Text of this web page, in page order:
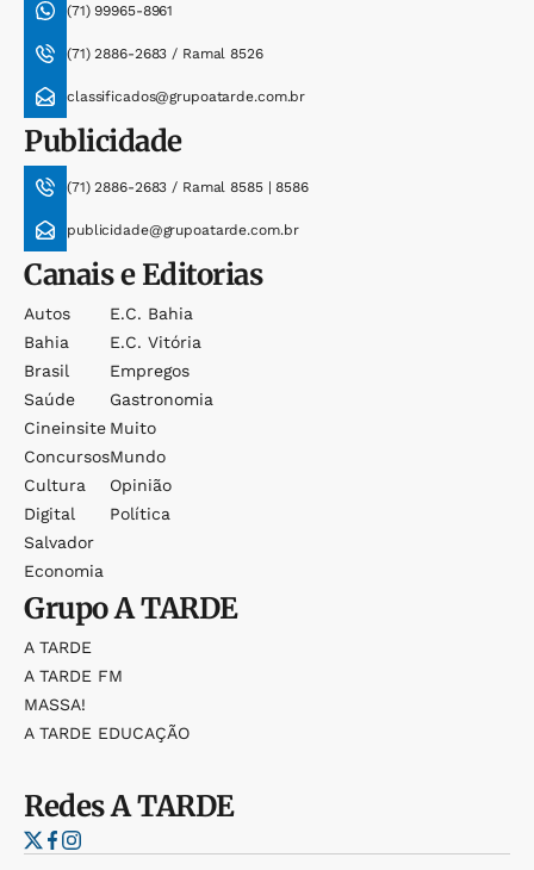
(71) 99965-8961
(71) 2886-2683 / Ramal 8526
classificados@grupoatarde.com.br
Publicidade
(71) 2886-2683 / Ramal 8585 | 8586
publicidade@grupoatarde.com.br
Canais e Editorias
Autos
Bahia
Brasil
Saúde
Cineinsite
Concursos
Cultura
Digital
Salvador
Economia
E.c. Bahia
E.c. Vitória
Empregos
Gastronomia
Muito
Mundo
Opinião
Política
GrupoA TARDE
A TARDE
A TARDE FM
MASSA!
A TARDE EDUCAÇÃO
RedesA TARDE